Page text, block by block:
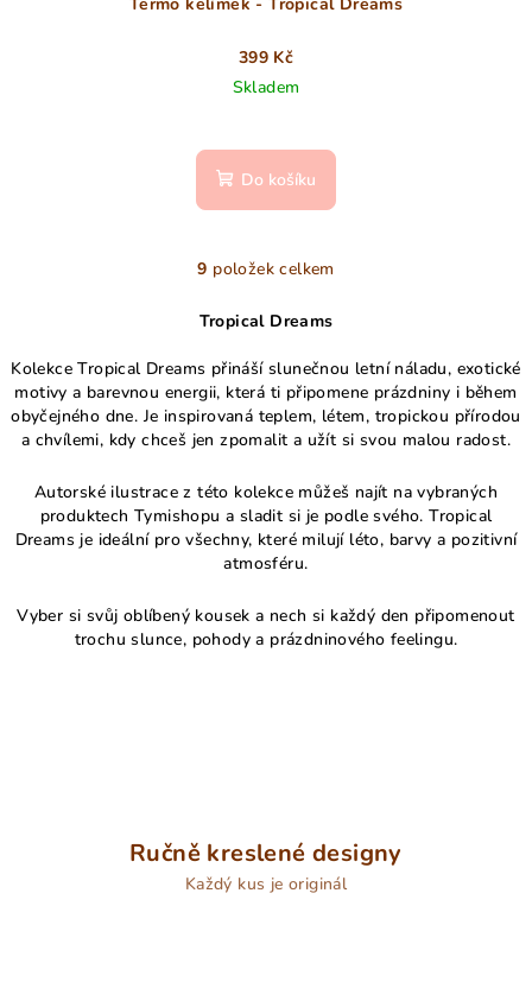
399 Kč
Skladem
Do košíku
O
v
l
á
d
a
c
p
r
v
y
v
9 položek celkem
Tropical Dreams
Kolekce Tropical Dreams přináší slunečnou letní náladu, exotické
motivy a barevnou energii, která ti připomene prázdniny i během
obyčejného dne. Je inspirovaná teplem, létem, tropickou přírodou
a chvílemi, kdy chceš jen zpomalit a užít si svou malou radost.
Autorské ilustrace z této kolekce můžeš najít na vybraných
produktech Tymishopu a sladit si je podle svého. Tropical
Dreams je ideální pro všechny, které milují léto, barvy a pozitivní
atmosféru.
Vyber si svůj oblíbený kousek a nech si každý den připomenout
trochu slunce, pohody a prázdninového feelingu.
Ručně kreslené designy
Každý kus je originál